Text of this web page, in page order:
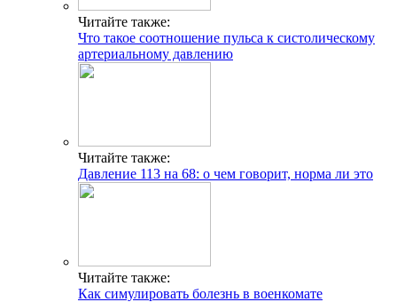
Читайте также:
Что такое соотношение пульса к систолическому
артериальному давлению
Читайте также:
Давление 113 на 68: о чем говорит, норма ли это
Читайте также:
Как симулировать болезнь в военкомате